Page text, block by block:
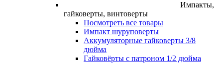
Импакты,
гайковерты, винтоверты
Посмотреть все товары
Импакт шуруповерты
Аккумуляторные гайковерты 3/8
дюйма
Гайковёрты с патроном 1/2 дюйма